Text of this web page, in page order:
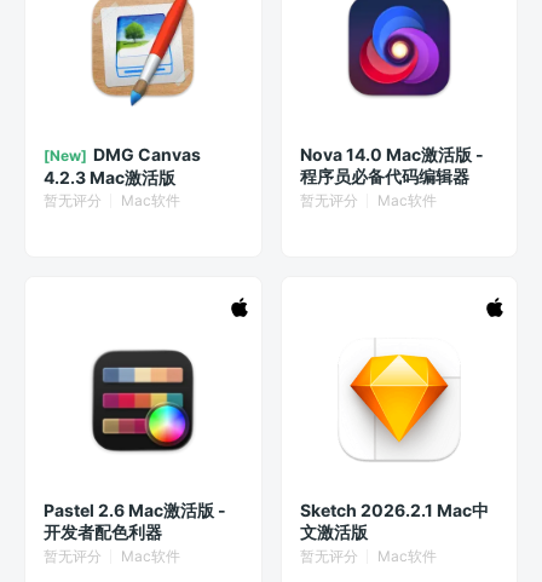
[New] DMG Canvas
4.2.3 Mac激活版
暂无评分 Mac软件
Nova 14.0 Mac激活版 -
程序员必备代码编辑器
暂无评分 Mac软件
Pastel 2.6 Mac激活版 -
开发者配色利器
暂无评分 Mac软件
Sketch 2026.2.1 Mac中
文激活版
暂无评分 Mac软件